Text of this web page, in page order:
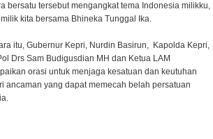
bersatu tersebut mengangkat tema Indonesia milikku,
kita bersama Bhineka Tunggal Ika.
itu, Gubernur Kepri, Nurdin Basirun, Kapolda Kepri,
Drs Sam Budigusdian MH dan Ketua LAM
orasi untuk menjaga kesatuan dan keutuhan
ancaman yang dapat memecah belah persatuan